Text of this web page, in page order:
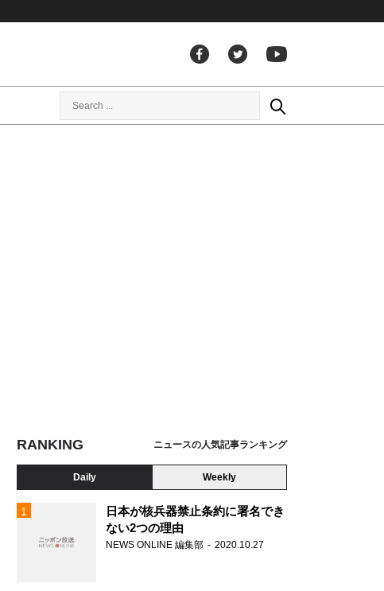
RANKING ニュースの人気記事ランキング
Daily Weekly
日本が核兵器禁止条約に署名でき
ない2つの理由
NEWS ONLINE 編集部 2020.10.27